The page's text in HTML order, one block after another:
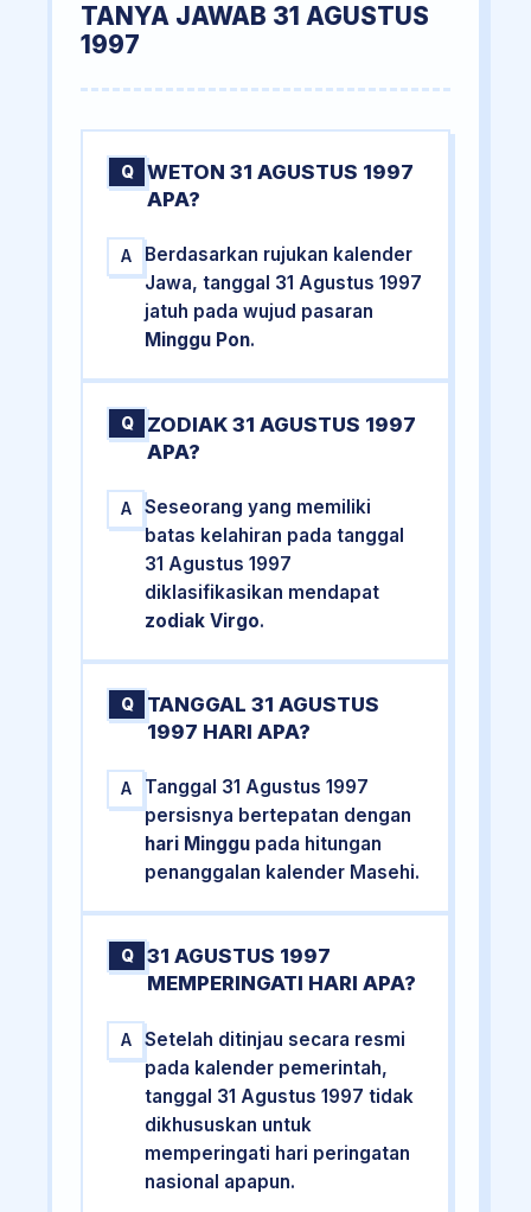
TANYA JAWAB 31 AGUSTUS
1997
Q
WETON 31 AGUSTUS 1997
APA?
A
Berdasarkan rujukan kalender
Jawa, tanggal 31 Agustus 1997
jatuh pada wujud pasaran
Minggu Pon.
Q
ZODIAK 31 AGUSTUS 1997
APA?
A
Seseorang yang memiliki
batas kelahiran pada tanggal
31 Agustus 1997
diklasifikasikan mendapat
zodiak Virgo.
Q
TANGGAL 31 AGUSTUS
1997 HARI APA?
A
Tanggal 31 Agustus 1997
persisnya bertepatan dengan
hari Minggu pada hitungan
penanggalan kalender Masehi.
Q
31 AGUSTUS 1997
MEMPERINGATI HARI APA?
A
Setelah ditinjau secara resmi
pada kalender pemerintah,
tanggal 31 Agustus 1997 tidak
dikhususkan untuk
memperingati hari peringatan
nasional apapun.